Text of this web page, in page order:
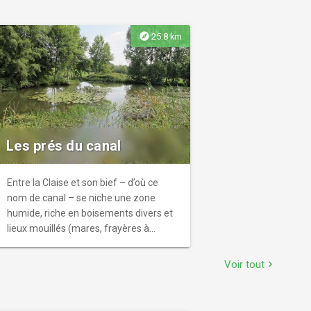
explore25.8 km
Les prés du canal
Entre la Claise et son bief – d’où ce
nom de canal – se niche une zone
humide, riche en boisements divers et
lieux mouillés (mares, frayères à
Voir tout chevron_right